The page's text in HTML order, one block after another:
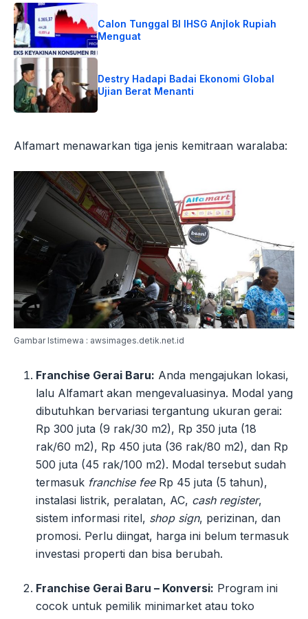
Calon Tunggal BI IHSG Anjlok Rupiah
Menguat
Destry Hadapi Badai Ekonomi Global
Ujian Berat Menanti
Alfamart menawarkan tiga jenis kemitraan waralaba:
Gambar Istimewa : awsimages.detik.net.id
Franchise Gerai Baru: Anda mengajukan lokasi,
lalu Alfamart akan mengevaluasinya. Modal yang
dibutuhkan bervariasi tergantung ukuran gerai:
Rp 300 juta (9 rak/30 m2), Rp 350 juta (18
rak/60 m2), Rp 450 juta (36 rak/80 m2), dan Rp
500 juta (45 rak/100 m2). Modal tersebut sudah
termasuk franchise feeRp 45 juta (5 tahun),
instalasi listrik, peralatan, AC, cash register,
sistem informasi ritel, shop sign, perizinan, dan
promosi. Perlu diingat, harga ini belum termasuk
investasi properti dan bisa berubah.
Franchise Gerai Baru – Konversi: Program ini
cocok untuk pemilik minimarket atau toko